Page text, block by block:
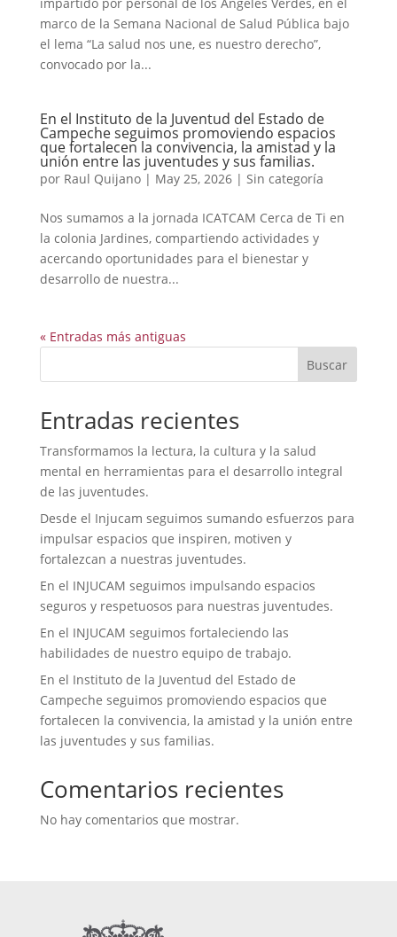
marco de la Semana Nacional de Salud Pública bajo
el lema “La salud nos une, es nuestro derecho”,
convocado por la...
En el Instituto de la Juventud del Estado de
Campeche seguimos promoviendo espacios
que fortalecen la convivencia, la amistad y la
unión entre las juventudes y sus familias.
por Raul Quijano| May 25, 2026| Sin categoría
Nos sumamos a la jornada ICATCAM Cerca de Ti en
la colonia Jardines, compartiendo actividades y
acercando oportunidades para el bienestar y
desarrollo de nuestra...
« Entradas más antiguas
Buscar
Entradas recientes
Transformamos la lectura, la cultura y la salud
mental en herramientas para el desarrollo integral
de las juventudes.
Desde el Injucam seguimos sumando esfuerzos para
impulsar espacios que inspiren, motiven y
fortalezcan a nuestras juventudes.
En el INJUCAM seguimos impulsando espacios
seguros y respetuosos para nuestras juventudes.
En el INJUCAM seguimos fortaleciendo las
habilidades de nuestro equipo de trabajo.
En el Instituto de la Juventud del Estado de
Campeche seguimos promoviendo espacios que
fortalecen la convivencia, la amistad y la unión entre
las juventudes y sus familias.
Comentarios recientes
No hay comentarios que mostrar.